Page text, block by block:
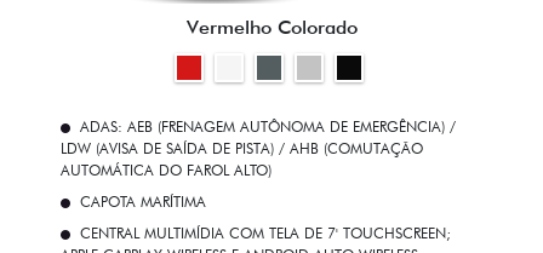
Vermelho Colorado
ADAS: AEB (FRENAGEM AUTÔNOMA DE EMERGÊNCIA) /
LDW (AVISA DE SAÍDA DE PISTA) / AHB (COMUTAÇÃO
AUTOMÁTICA DO FAROL ALTO)
CAPOTA MARÍTIMA
CENTRAL MULTIMÍDIA COM TELA DE 7' TOUCHSCREEN;